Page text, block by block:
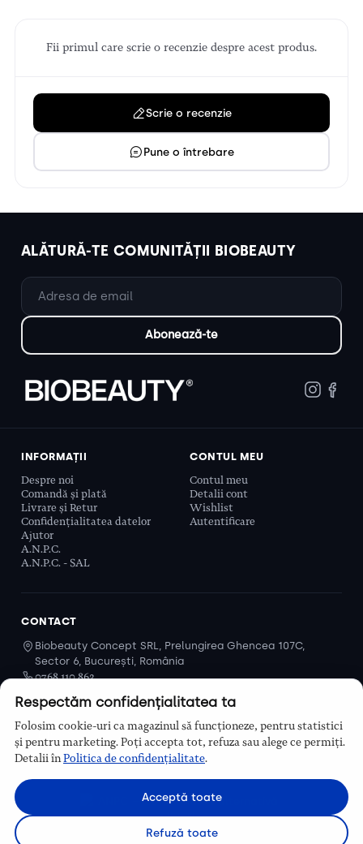
Fii primul care scrie o recenzie despre acest produs.
Scrie o recenzie
Pune o întrebare
ALĂTURĂ-TE COMUNITĂȚII BIOBEAUTY
INFORMAȚII
Despre noi
Comandă și plată
Livrare și Retur
Confidențialitatea datelor
Ajutor
A.N.P.C.
A.N.P.C. - SAL
CONTUL MEU
Contul meu
Detalii cont
Wishlist
Autentificare
CONTACT
Biobeauty Concept SRL, Prelungirea Ghencea 107C,
Sector 6, București, România
0768 110 863
Luni–Vineri, 9:00 – 16:00
© Biobeauty 2026. Toate drepturile rezervate.
Respectăm confidențialitatea ta
Folosim cookie-uri ca magazinul să funcționeze, pentru statistici
și pentru marketing. Poți accepta tot, refuza sau alege ce permiți.
Detalii înPolitica de confidențialitate.
Acceptă toate
Refuză toate